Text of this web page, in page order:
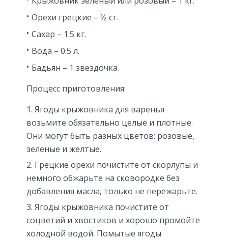
Орехи грецкие – ½ ст.
Сахар – 1.5 кг.
Вода – 0.5 л.
Бадьян – 1 звездочка.
Процесс приготовления:
Ягоды крыжовника для варенья
возьмите обязательно целые и плотные.
Они могут быть разных цветов: розовые,
зеленые и желтые.
Грецкие орехи почистите от скорлупы и
немного обжарьте на сковородке без
добавления масла, только не пережарьте.
Ягоды крыжовника почистите от
соцветий и хвостиков и хорошо промойте
холодной водой. Помытые ягоды